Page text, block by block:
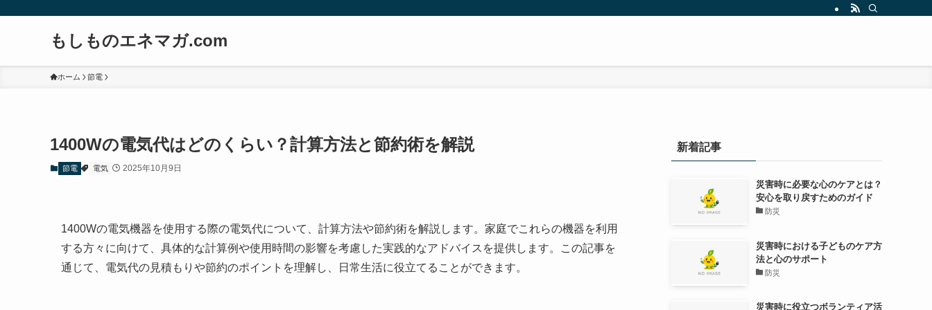
もしものエネマガ.com
ホーム 節電
1400Wの電気代はどのくらい？計算方法と節約術を解説
節電 電気 2025年10月9日
1400Wの電気機器を使用する際の電気代について、計算方法や節約術を解説します。家庭でこれらの機器を利用
する方々に向けて、具体的な計算例や使用時間の影響を考慮した実践的なアドバイスを提供します。この記事を
通じて、電気代の見積もりや節約のポイントを理解し、日常生活に役立てることができます。
新着記事
災害時に必要な心のケアとは？
安心を取り戻すためのガイド
防災
災害時における子どものケア方
法と心のサポート
防災
災害時に役立つボランティア活